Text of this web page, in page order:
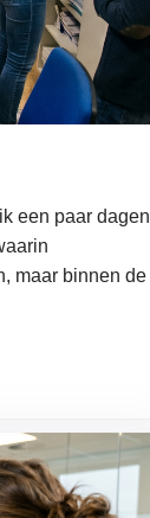
een paar dagen
maar binnen de